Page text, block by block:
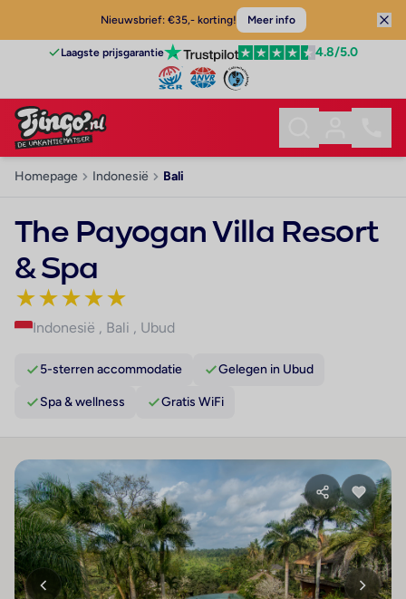
Nieuwsbrief: €35,- korting! Meer info
Laagste prijsgarantie 4.8/5.0
Homepage Indonesië Bali
The Payogan Villa Resort
& Spa
★★★★★
Indonesië , Bali , Ubud
5-sterren accommodatie Gelegen in Ubud
Spa & wellness Gratis WiFi